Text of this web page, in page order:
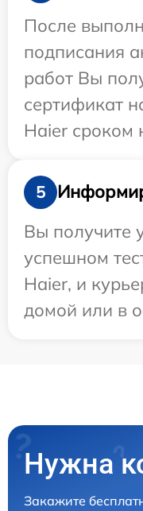
После
подписания
работ Вы
сертификат
Haier сроком
5
Вы получите
успешном
Haier, и
домой или в
Нужна
Закажите